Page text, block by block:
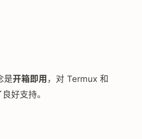
是开箱即用 ，对 Termux 和
好支持。